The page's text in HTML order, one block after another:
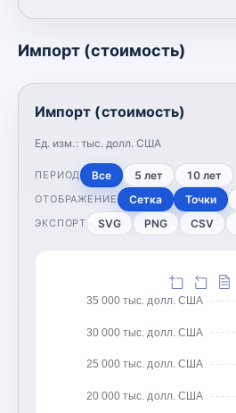
Импорт (стоимость)
Импорт (стоимость)
Ед. изм.: тыс. долл. США
ПЕРИОД Все 5 лет 10 лет
ОТОБРАЖЕНИЕ Сетка Точки
ЭКСПОРТ SVG PNG CSV
20 000 тыс. долл. США
25 000 тыс. долл. США
30 000 тыс. долл. США
35 000 тыс. долл. США